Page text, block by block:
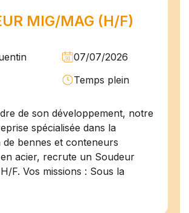
MIG/MAG (H/F)
07/07/2026
Temps plein
de son développement, notre
spécialisée dans la
bennes et conteneurs
acier, recrute un Soudeur
F. Vos missions : Sous la